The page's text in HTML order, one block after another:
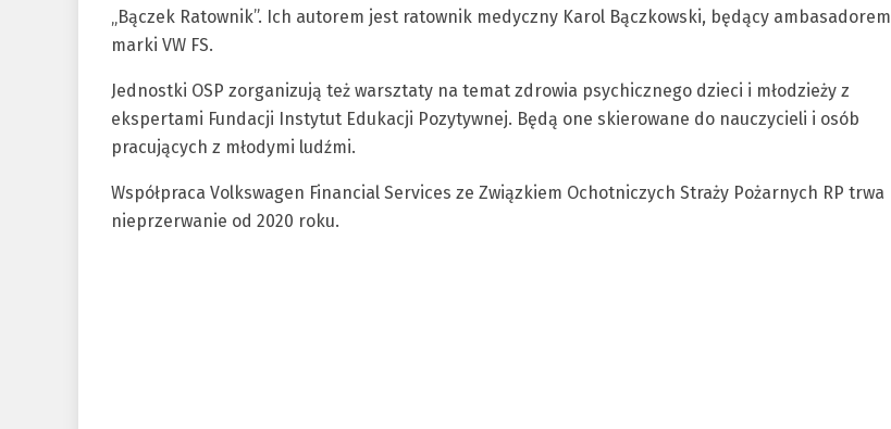
„Bączek Ratownik”. Ich autorem jest ratownik medyczny Karol Bączkowski, będący ambasadorem
marki VW FS.
Jednostki OSP zorganizują też warsztaty na temat zdrowia psychicznego dzieci i młodzieży z
ekspertami Fundacji Instytut Edukacji Pozytywnej. Będą one skierowane do nauczycieli i osób
pracujących z młodymi ludźmi.
Współpraca Volkswagen Financial Services ze Związkiem Ochotniczych Straży Pożarnych RP trwa
nieprzerwanie od 2020 roku.